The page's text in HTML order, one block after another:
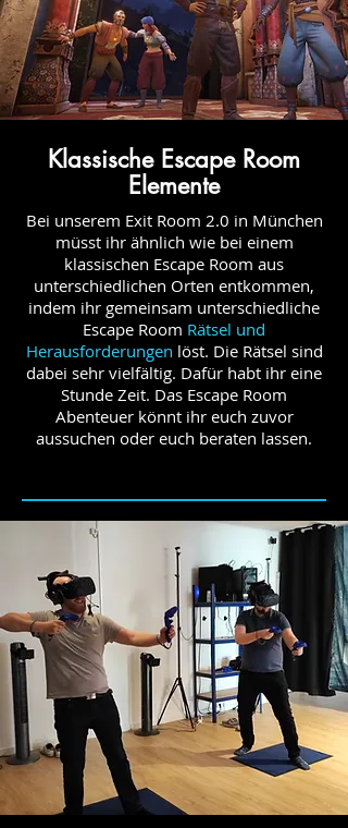
Klassische Escape Room
Elemente
Bei unserem Exit Room 2.0 in München
müsst ihr ähnlich wie bei einem
klassischen Escape Room aus
unterschiedlichen Orten entkommen,
indem ihr gemeinsam unterschiedliche
Escape Room Rätsel und
Herausforderungen löst. Die Rätsel sind
dabei sehr vielfältig. Dafür habt ihr eine
Stunde Zeit. Das Escape Room
Abenteuer könnt ihr euch zuvor
aussuchen oder euch beraten lassen.